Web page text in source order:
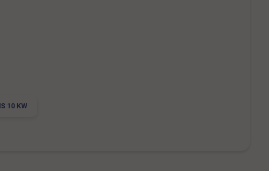
10 KW